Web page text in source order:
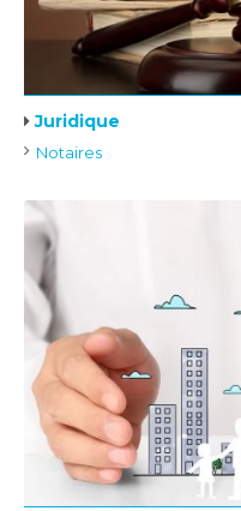
Juridique
Notaires